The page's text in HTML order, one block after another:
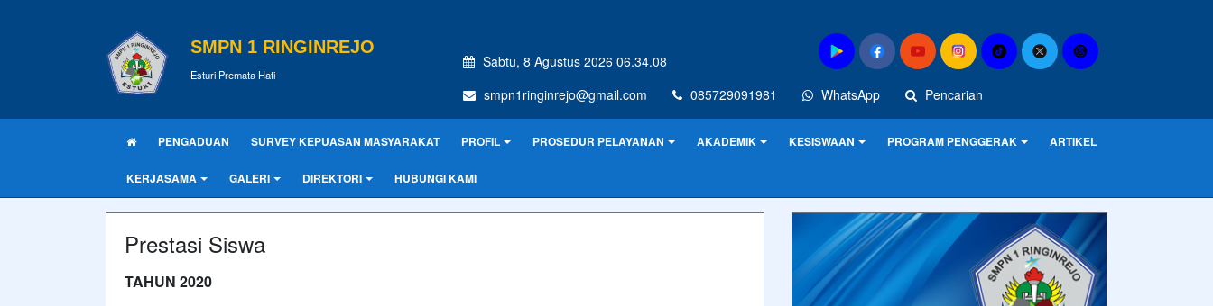
SMPN 1 RINGINREJO
Esturi Premata Hati
Sabtu, 8 Agustus 2026 06.34.08
smpn1ringinrejo@gmail.com
085729091981 WhatsApp Pencarian
PENGADUAN SURVEY KEPUASAN MASYARAKAT PROFIL PROSEDUR PELAYANAN AKADEMIK KESISWAAN PROGRAM PENGGERAK ARTIKEL
KERJASAMA GALERI DIREKTORI HUBUNGI KAMI
Prestasi Siswa
TAHUN 2020